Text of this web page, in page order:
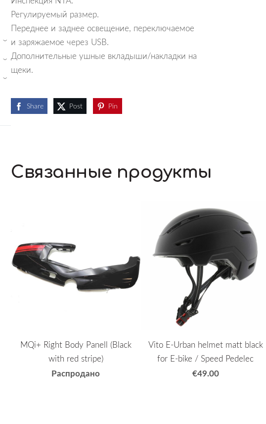
›
›
›
Регулируемый размер.
Переднее и заднее освещение, переключаемое
и заряжаемое через USB.
Дополнительные ушные вкладыши/накладки на
щеки.
Share Post Pin
Связанные продукты
MQi+ Right Body Panell (Black
with red stripe)
Распродано
Vito E-Urban helmet matt black
for E-bike / Speed Pedelec
€49.00